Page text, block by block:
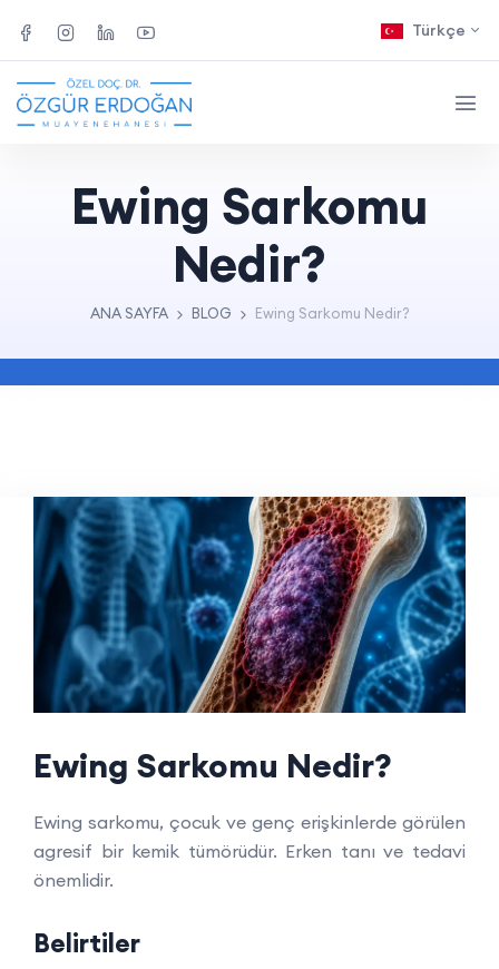
Türkçe
Ewing Sarkomu
Nedir?
ANA SAYFA BLOG Ewing Sarkomu Nedir?
Ewing Sarkomu Nedir?
Ewing sarkomu, çocuk ve genç erişkinlerde görülen
agresif bir kemik tümörüdür. Erken tanı ve tedavi
önemlidir.
Belirtiler